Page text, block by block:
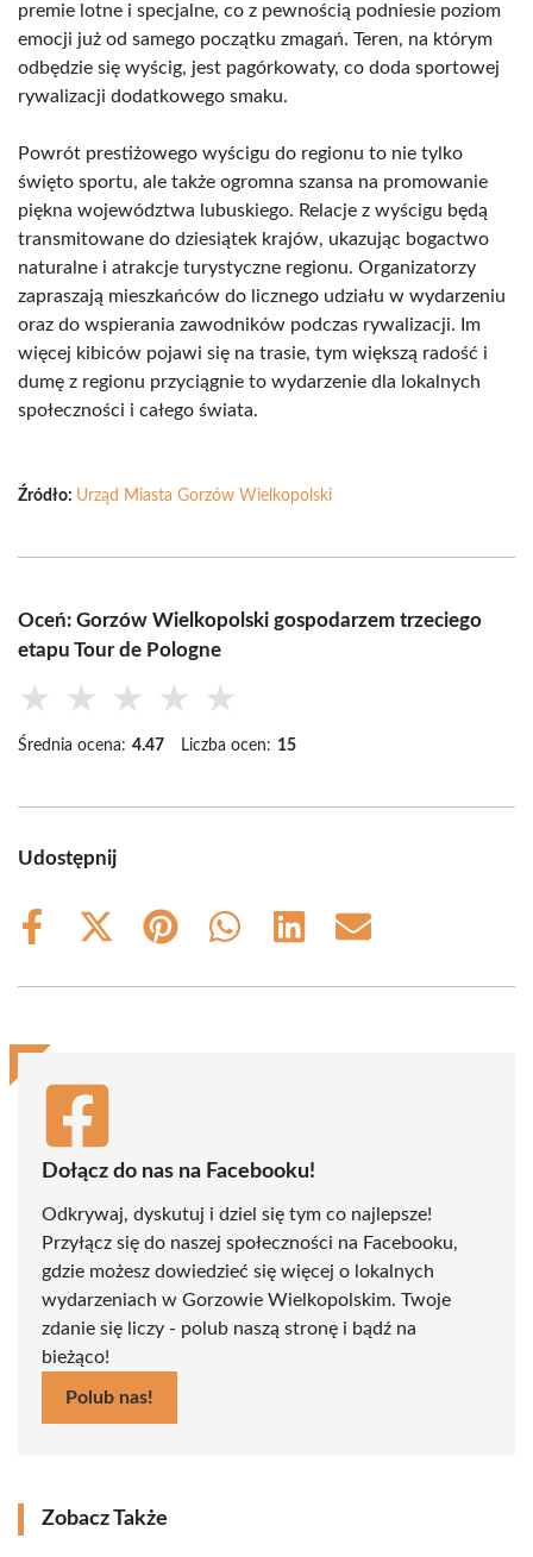
premie lotne i specjalne, co z pewnością podniesie poziom
emocji już od samego początku zmagań. Teren, na którym
odbędzie się wyścig, jest pagórkowaty, co doda sportowej
rywalizacji dodatkowego smaku.
Powrót prestiżowego wyścigu do regionu to nie tylko
święto sportu, ale także ogromna szansa na promowanie
piękna województwa lubuskiego. Relacje z wyścigu będą
transmitowane do dziesiątek krajów, ukazując bogactwo
naturalne i atrakcje turystyczne regionu. Organizatorzy
zapraszają mieszkańców do licznego udziału w wydarzeniu
oraz do wspierania zawodników podczas rywalizacji. Im
więcej kibiców pojawi się na trasie, tym większą radość i
dumę z regionu przyciągnie to wydarzenie dla lokalnych
społeczności i całego świata.
Źródło: Urząd Miasta Gorzów Wielkopolski
Oceń: Gorzów Wielkopolski gospodarzem trzeciego
etapu Tour de Pologne
★ ★ ★ ★ ★
Średnia ocena: 4.47 Liczba ocen: 15
Udostępnij
Share
Share
(Twitter)
Share
Share
Share
Share
Dołącz do nas na Facebooku!
Odkrywaj, dyskutuj i dziel się tym co najlepsze!
Przyłącz się do naszej społeczności na Facebooku,
gdzie możesz dowiedzieć się więcej o lokalnych
wydarzeniach w Gorzowie Wielkopolskim. Twoje
zdanie się liczy - polub naszą stronę i bądź na
bieżąco!
Polub nas!
Zobacz Także